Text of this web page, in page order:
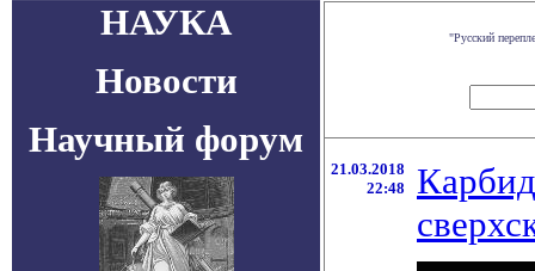
НАУКА
Новости
Научный форум
"Русский
21.03.2018
22:48